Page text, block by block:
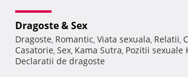
Dragoste & Sex
Dragoste, Romantic, Viata sexuala, Relatii,
Casatorie, Sex, Kama Sutra, Pozitii sexuale
Declaratii de dragoste